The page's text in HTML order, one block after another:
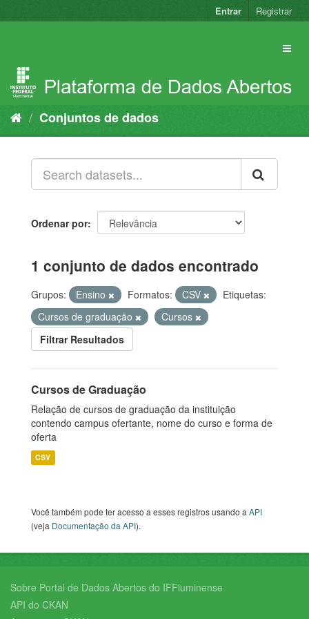
para
Entrar Registrar
Conjuntos de dados
Ordenar por
1 conjunto de dados encontrado
Grupos: Ensino Formatos: CSV
Etiquetas:
Cursos de graduação
Cursos
Filtrar Resultados
Cursos de Graduação
Relação de cursos de graduação da instituição
contendo campus ofertante, nome do curso e forma de
oferta
CSV
Você também pode ter acesso a esses registros usando aAPI
(veja Documentação da API).
Sobre Portal de Dados Abertos do IFFluminense
API do CKAN